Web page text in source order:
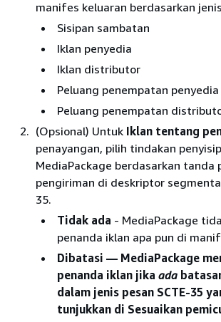
manifes keluaran berdasarkan
Sisipan sambatan
Iklan penyedia
Iklan distributor
Peluang penempatan penyedia
Peluang penempatan
(Opsional) Untuk Iklan tentang
penayangan, pilih tindakan
MediaPackage berdasarkan tanda
pengiriman di deskriptor
35.
Tidak ada - MediaPackage
penanda iklan apa pun di
Dibatasi — MediaPackage
penanda iklan jika ada
dalam jenis pesan SCTE-35
tunjukkan di Sesuaikan